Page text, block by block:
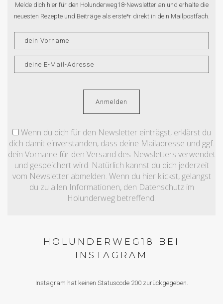
Melde dich hier für den Holunderweg18-Newsletter an und erhalte die
neuesten Rezepte und Beiträge als erste*r direkt in dein Mailpostfach.
Wenn du dich für den Newsletter einträgst, erklärst du
dich damit einverstanden, dass deine Mailadresse und ggf.
dein Vorname für den Versand des Newsletters verwendet
und gespeichert wird. Natürlich kannst du dich jederzeit
vom Newsletter abmelden. Wenn du hier klickst, gelangst
du zu allen Informationen, den Datenschutz im
Holunderweg betreffend.
HOLUNDERWEG18 BEI
INSTAGRAM
Instagram hat keinen Statuscode 200 zurückgegeben.